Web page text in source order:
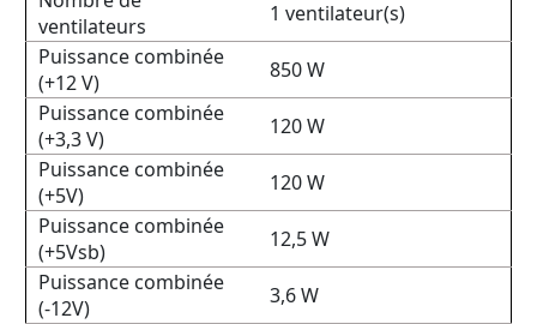
ventilateurs
1 ventilateur(s)
Puissance combinée
(+12 V)
850 W
Puissance combinée
(+3,3 V)
120 W
Puissance combinée
(+5V)
120 W
Puissance combinée
(+5Vsb)
12,5 W
Puissance combinée
(-12V)
3,6 W